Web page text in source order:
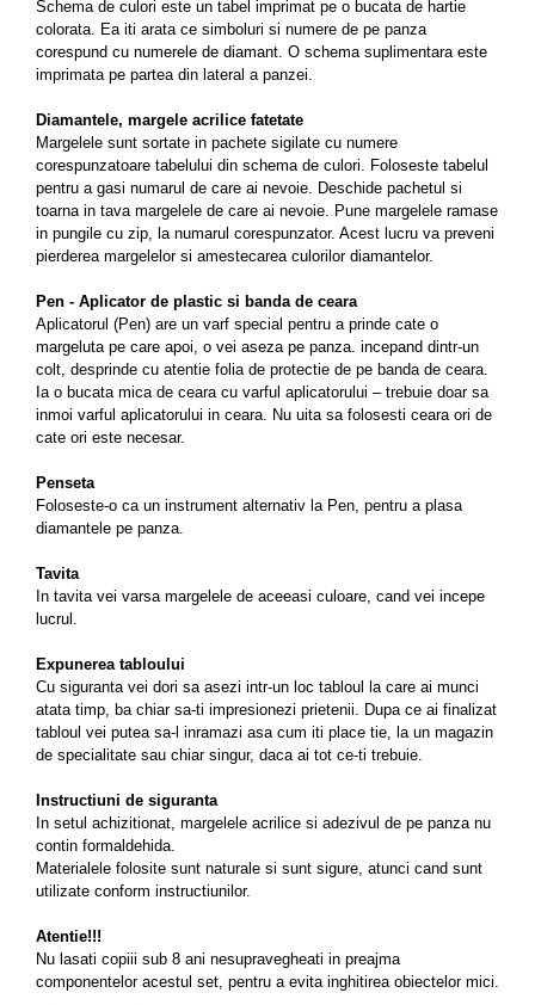
Schema de culori este un tabel imprimat pe o bucata de hartie
colorata. Ea iti arata ce simboluri si numere de pe panza
corespund cu numerele de diamant. O schema suplimentara este
imprimata pe partea din lateral a panzei.
Diamantele, margele acrilice fatetate
Margelele sunt sortate in pachete sigilate cu numere
corespunzatoare tabelului din schema de culori. Foloseste tabelul
pentru a gasi numarul de care ai nevoie. Deschide pachetul si
toarna in tava margelele de care ai nevoie. Pune margelele ramase
in pungile cu zip, la numarul corespunzator. Acest lucru va preveni
pierderea margelelor si amestecarea culorilor diamantelor.
Pen - Aplicator de plastic si banda de ceara
Aplicatorul (Pen) are un varf special pentru a prinde cate o
margeluta pe care apoi, o vei aseza pe panza. incepand dintr-un
colt, desprinde cu atentie folia de protectie de pe banda de ceara.
Ia o bucata mica de ceara cu varful aplicatorului – trebuie doar sa
inmoi varful aplicatorului in ceara. Nu uita sa folosesti ceara ori de
cate ori este necesar.
Penseta
Foloseste-o ca un instrument alternativ la Pen, pentru a plasa
diamantele pe panza.
Tavita
In tavita vei varsa margelele de aceeasi culoare, cand vei incepe
lucrul.
Expunerea tabloului
Cu siguranta vei dori sa asezi intr-un loc tabloul la care ai munci
atata timp, ba chiar sa-ti impresionezi prietenii. Dupa ce ai finalizat
tabloul vei putea sa-l inramazi asa cum iti place tie, la un magazin
de specialitate sau chiar singur, daca ai tot ce-ti trebuie.
Instructiuni de siguranta
In setul achizitionat, margelele acrilice si adezivul de pe panza nu
contin formaldehida.
Materialele folosite sunt naturale si sunt sigure, atunci cand sunt
utilizate conform instructiunilor.
Atentie!!!
Nu lasati copiii sub 8 ani nesupravegheati in preajma
componentelor acestul set, pentru a evita inghitirea obiectelor mici.